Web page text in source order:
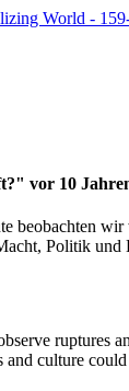
World -
vor 10
beobachten
Politik
ruptures
culture